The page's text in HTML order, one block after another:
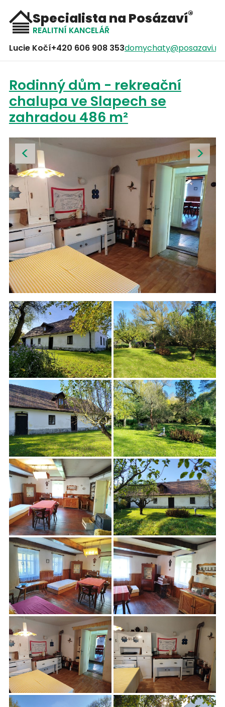
Specialista na Posázaví®
REALITNÍ KANCELÁŘ
Lucie Kočí+420 606 908 353
Rodinný dům - rekreační
chalupa ve Slapech se
zahradou 486 m²
< >